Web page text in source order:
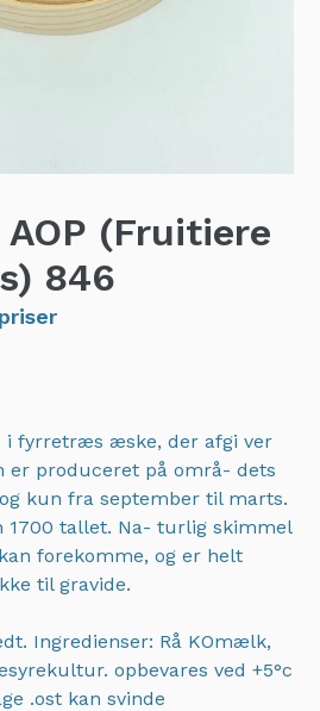
(Fruitiere
846
i fyrretræs æske, der afgi ver
er produceret på områ- dets
kun fra september til marts.
1700 tallet. Na- turlig skimmel
forekomme, og er helt
til gravide.
Ingredienser: Rå KOmælk,
opbevares ved +5°c
.ost kan svinde